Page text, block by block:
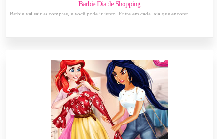
Barbie Dia de Shopping
Barbie vai sair as compras, e você pode ir junto. Entre em cada loja que encontr...